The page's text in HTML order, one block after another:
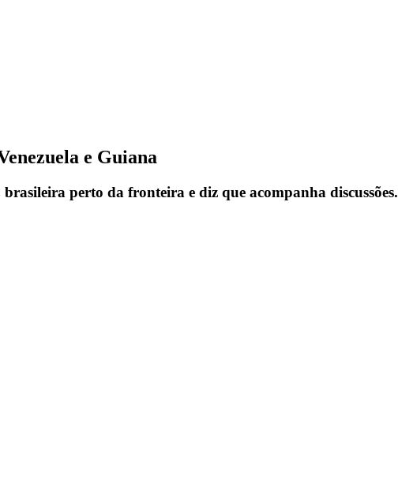
e Guiana
perto da fronteira e diz que acompanha discussões.